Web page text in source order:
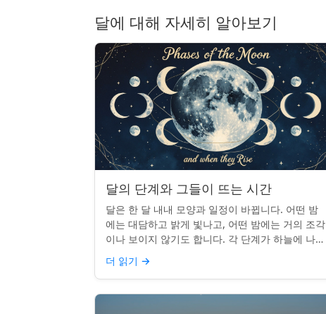
달에 대해 자세히 알아보기
달의 단계와 그들이 뜨는 시간
달은 한 달 내내 모양과 일정이 바뀝니다. 어떤 밤
에는 대담하고 밝게 빛나고, 어떤 밤에는 거의 조각
이나 보이지 않기도 합니다. 각 단계가 하늘에 나타
나는 시기를 궁금해한 적이 있다면, 혼자가 아닙니
다. 사실 그 타...
더 읽기 →